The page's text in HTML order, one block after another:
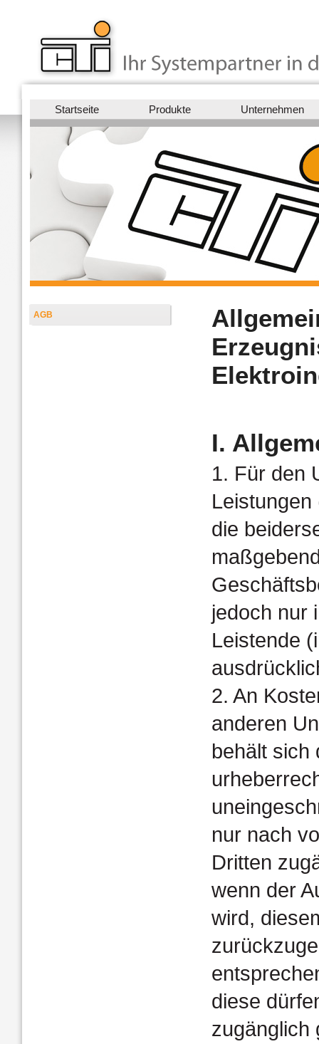
Startseite Produkte Unternehmen
AGB
I.
1. Für den
die
jedoch nur
Leistende
2. An
anderen
behält sich
nur nach
Dritten
wenn der
wird,
diese
zugänglich